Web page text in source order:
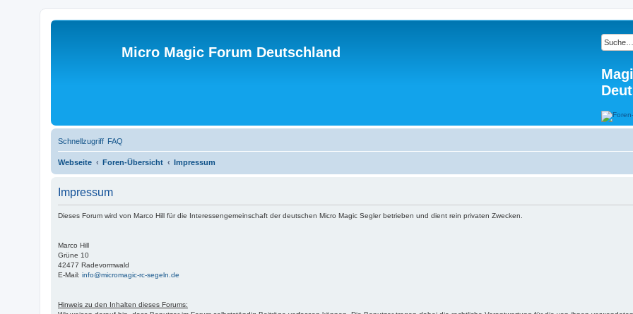
Micro Magic Forum Deutschland
Schnellzugriff FAQ
Webseite Foren-Übersicht Impressum
Impressum
Dieses Forum wird von Marco Hill für die Interessengemeinschaft der deutschen Micro Magic Segler betrieben und dient rein privaten Zwecken.
Marco Hill
Grüne 10
42477 Radevormwald
E-Mail: info@micromagic-rc-segeln.de
Hinweis zu den Inhalten dieses Forums: